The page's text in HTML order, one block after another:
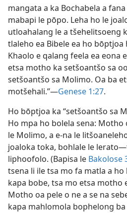
mangata a ka Bochabela a
mabapi le pōpo. Leha ho le
utloahalang le a tšehelitsoeng
tlaleho ea Bibele ea ho bōptjoa
Khaolo e qalang feela ea eona
etsa motho ka setšoantšo sa
setšoantšo sa Molimo. Oa ba
motšehali.”—Genese 1:27.
Ho bōptjoa ka “setšoantšo sa
Ho mpa ho bolela sena: Motho
le Molimo, a e-na le
joaloka toka, bohlale le
liphoofolo. (Bapisa le Bakolose
tsena li ile tsa mo fa matla a
kapa bobe, tsa mo etsa motho
Motho oa pele o ne a se na
kapa mahlomola bophelong